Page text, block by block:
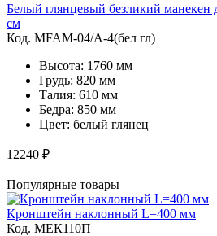
Белый глянцевый безликий манекен
см
Код. MFAM-04/A-4(бел гл)
Высота: 1760 мм
Грудь: 820 мм
Талия: 610 мм
Бедра: 850 мм
Цвет: белый глянец
12240 ₽
Популярные товары
Кронштейн наклонный L=400 мм
Код. MЕК110П